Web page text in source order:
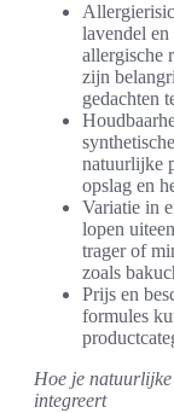
lavendel
allergische
zijn
gedachten
natuurlijke
opslag en
Variatie in
lopen
trager of
zoals
Prijs en
formules
Hoe je
integreert